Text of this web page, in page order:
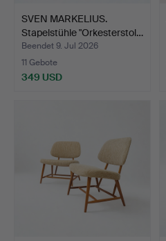
SVEN MARKELIUS.
Stapelstühle "Orkesterstol…
Beendet 9. Jul 2026
11 Gebote
349 USD